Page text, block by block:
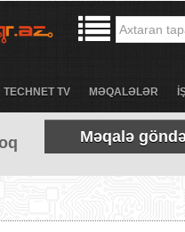
TECHNET TV MƏQALƏLƏR
Məqalə